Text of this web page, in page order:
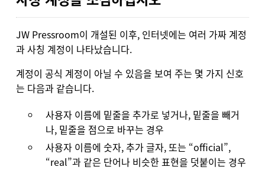
JW Pressroom이 개설된 이후, 인터넷에는 여러 가짜 계정
과 사칭 계정이 나타났습니다.
계정이 공식 계정이 아닐 수 있음을 보여 주는 몇 가지 신호
는 다음과 같습니다.
사용자 이름에 밑줄을 추가로 넣거나, 밑줄을 빼거
나, 밑줄을 점으로 바꾸는 경우
사용자 이름에 숫자, 추가 글자, 또는 “official”,
“real”과 같은 단어나 비슷한 표현을 덧붙이는 경우